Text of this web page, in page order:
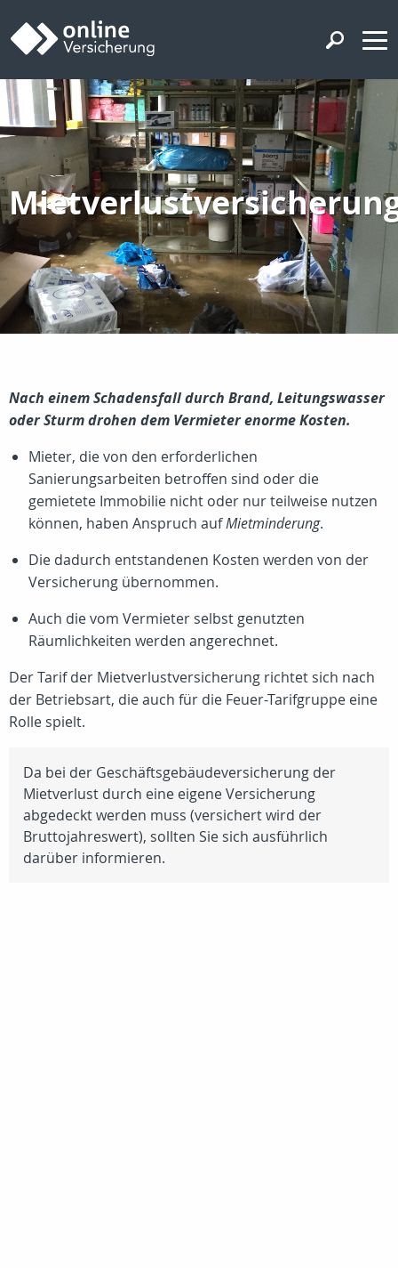
Nach einem Schadensfall durch Brand, Leitungswasser
oder Sturm drohen dem Vermieter enorme Kosten.
Mieter, die von den erforderlichen
Sanierungsarbeiten betroffen sind oder die
gemietete Immobilie nicht oder nur teilweise nutzen
können, haben Anspruch aufMietminderung.
Die dadurch entstandenen Kosten werden von der
Versicherung übernommen.
Auch die vom Vermieter selbst genutzten
Räumlichkeiten werden angerechnet.
Der Tarif der Mietverlustversicherung richtet sich nach
der Betriebsart, die auch für die Feuer-Tarifgruppe eine
Rolle spielt.
Da bei der Geschäftsgebäudeversicherung der
Mietverlust durch eine eigene Versicherung
abgedeckt werden muss (versichert wird der
Bruttojahreswert), sollten Sie sich ausführlich
darüber informieren.